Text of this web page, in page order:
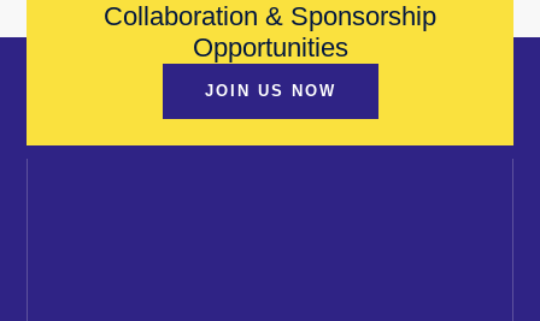
Collaboration & Sponsorship
Opportunities
JOIN US NOW